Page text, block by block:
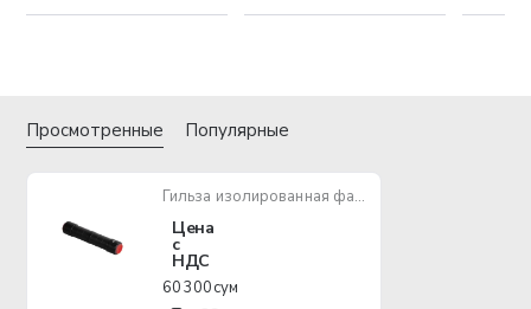
Просмотренные Популярные
Гильза изолированная фазная IEK ГИФ 50 (MJPT 50)
Цена
с
НДС
60 300 сум